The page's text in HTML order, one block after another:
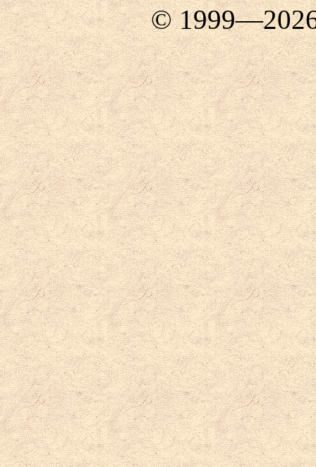
©